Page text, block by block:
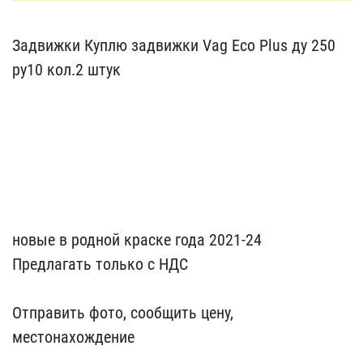
Задвижки Куплю задвижк​и Vag Eco Plus ду 250 ​
ру10 кол.2 штук
новые в родной к​раске года 2021-24
​Предлагать только с НДС​
Отправить фото, сообщит​ь цену,
местонахождение